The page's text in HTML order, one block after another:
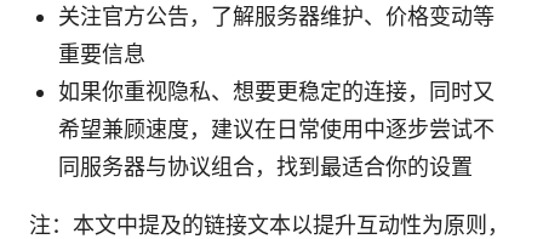
关注官方公告，了解服务器维护、价格变动等
重要信息
如果你重视隐私、想要更稳定的连接，同时又
希望兼顾速度，建议在日常使用中逐步尝试不
同服务器与协议组合，找到最适合你的设置
注：本文中提及的链接文本以提升互动性为原则，